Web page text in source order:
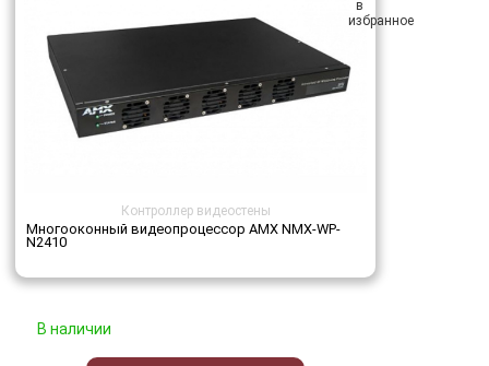
Контроллер видеостены
Многооконный видеопроцессор AMX NMX-WP-
N2410
В наличии